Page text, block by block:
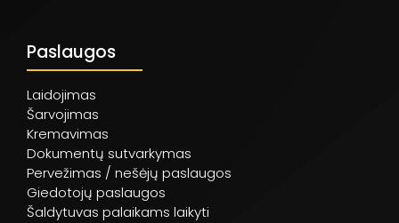
Paslaugos
Laidojimas
Šarvojimas
Kremavimas
Dokumentų sutvarkymas
Pervežimas / nešėjų paslaugos
Giedotojų paslaugos
Šaldytuvas palaikams laikyti